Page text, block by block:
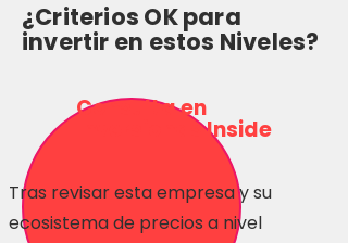
¿Criterios OK para
invertir en estos Niveles?
Consulta en
Inversionas Inside
Tras revisar esta empresa y su
ecosistema de precios a nivel